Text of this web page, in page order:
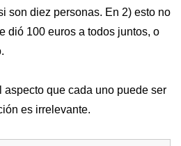
son diez personas. En 2) esto no
dió 100 euros a todos juntos, o
aspecto que cada uno puede ser
es irrelevante.